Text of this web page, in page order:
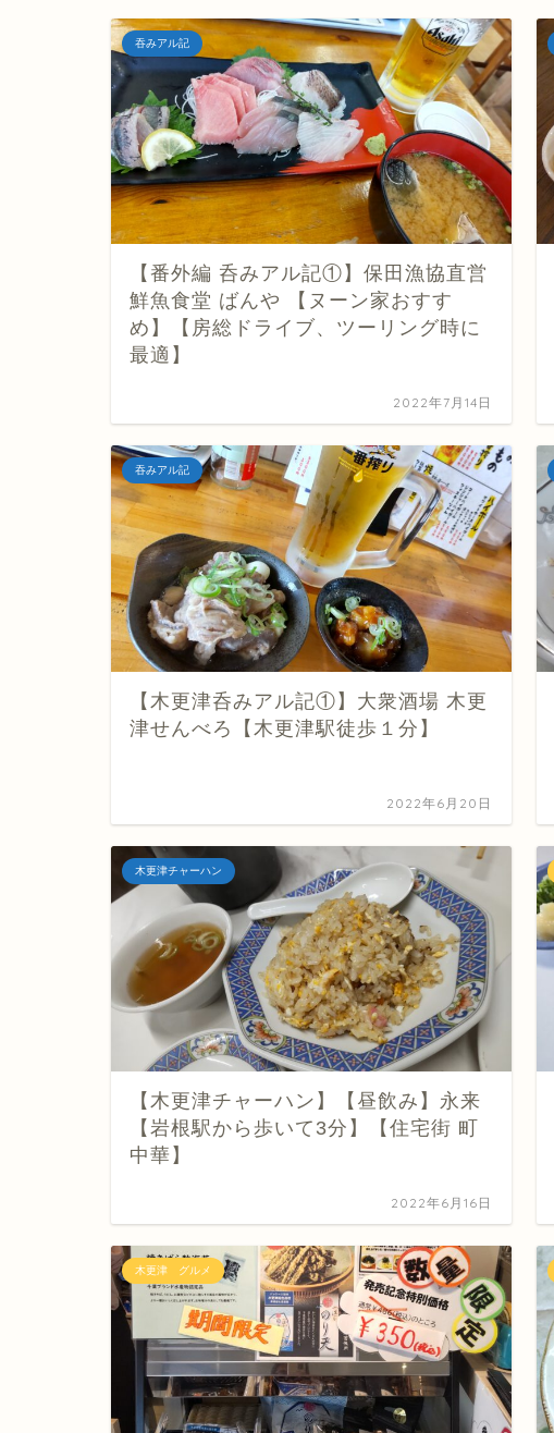
吞みアル記
【番外編 呑みアル記①】保田漁協直営
鮮魚食堂 ばんや 【ヌーン家おすす
め】【房総ドライブ、ツーリング時に
最適】
2022年7月14日
吞みアル記
【木更津呑みアル記①】大衆酒場 木更
津せんべろ【木更津駅徒歩１分】
2022年6月20日
木更津チャーハン
【木更津チャーハン】【昼飲み】永来
【岩根駅から歩いて3分】【住宅街 町
中華】
2022年6月16日
木更津 グルメ